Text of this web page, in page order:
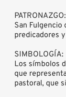
PATRONAZGO:
San Fulgencio
predicadores
SIMBOLOGÍA:
Los símbolos
que
pastoral, que